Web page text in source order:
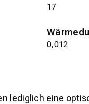
17
0,012
lediglich eine